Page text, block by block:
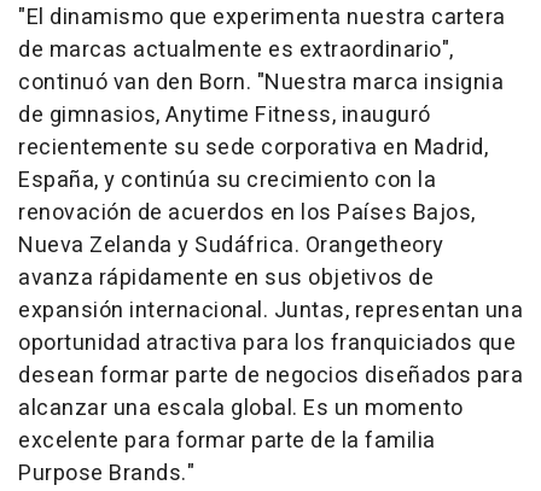
"El dinamismo que experimenta nuestra cartera
de marcas actualmente es extraordinario",
continuó van den Born. "Nuestra marca insignia
de gimnasios, Anytime Fitness, inauguró
recientemente su sede corporativa en Madrid,
España, y continúa su crecimiento con la
renovación de acuerdos en los Países Bajos,
Nueva Zelanda y Sudáfrica. Orangetheory
avanza rápidamente en sus objetivos de
expansión internacional. Juntas, representan una
oportunidad atractiva para los franquiciados que
desean formar parte de negocios diseñados para
alcanzar una escala global. Es un momento
excelente para formar parte de la familia
Purpose Brands."